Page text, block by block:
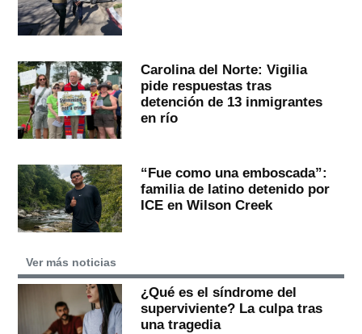
Carolina del Norte: Vigilia
pide respuestas tras
detención de 13 inmigrantes
en río
“Fue como una emboscada”:
familia de latino detenido por
ICE en Wilson Creek
Ver más noticias
¿Qué es el síndrome del
superviviente? La culpa tras
una tragedia